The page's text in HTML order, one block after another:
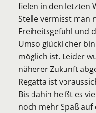
fielen in den letzten
Stelle vermisst man
Freiheitsgefühl und
Umso glücklicher
möglich ist. Leider
näherer Zukunft
Regatta ist
Bis dahin heißt es
noch mehr Spaß auf